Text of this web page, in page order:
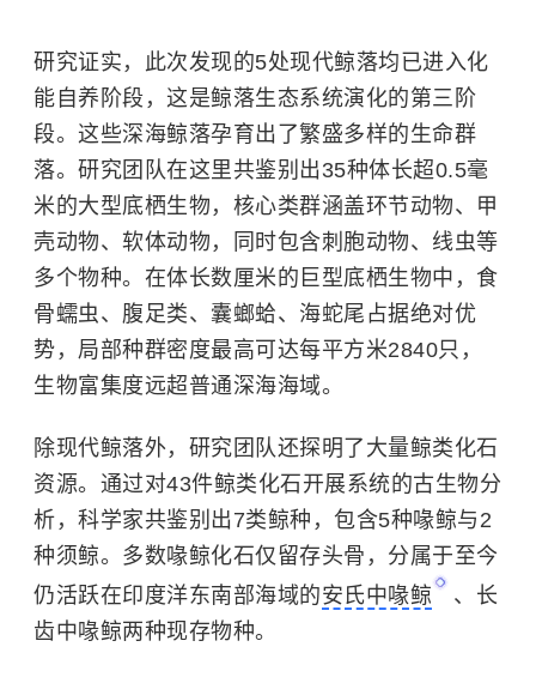
研究证实，此次发现的5处现代鲸落均已进入化
能自养阶段，这是鲸落生态系统演化的第三阶
段。这些深海鲸落孕育出了繁盛多样的生命群
落。研究团队在这里共鉴别出35种体长超0.5毫
米的大型底栖生物，核心类群涵盖环节动物、甲
壳动物、软体动物，同时包含刺胞动物、线虫等
多个物种。在体长数厘米的巨型底栖生物中，食
骨蠕虫、腹足类、囊螂蛤、 海蛇尾 占据绝对优
势，局部种群密度最高可达每平方米2840只，
生物富集度远超普通深海海域。
除现代鲸落外，研究团队还探明了大量鲸类化石
资源。通过对43件鲸类化石开展系统的古生物分
析，科学家共鉴别出7类鲸种，包含5种喙鲸与2
种须鲸。多数喙鲸化石仅留存头骨，分属于至今
仍活跃在印度洋东南部海域的安氏中喙鲸
、长
齿中喙鲸两种现存物种。